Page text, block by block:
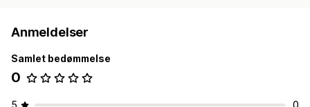
Anmeldelser
Samlet bedømmelse
0